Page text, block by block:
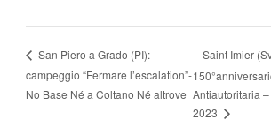
San Piero a Grado (PI):
campeggio “Fermare l’escalation”-
No Base Né a Coltano Né altrove
Saint Imier
Antiautoritaria
2023